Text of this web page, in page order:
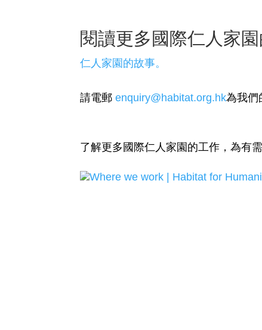
閱讀更多國際仁人家園
仁人家園的故事。
請電郵enquiry@habitat.org.hk為我們
了解更多國際仁人家園的工作，為有
Where we work | Habitat for